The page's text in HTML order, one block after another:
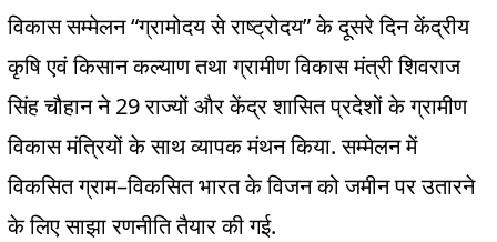
विकास सम्मेलन“ग्रामोदय से राष्ट्रोदय”के दूसरे दिन केंद्रीय
कृषि एवं किसान कल्याण तथा ग्रामीण विकास मंत्री शिवराज
सिंह चौहान ने 29राज्यों और केंद्र शासित प्रदेशों के ग्रामीण
विकास मंत्रियों के साथ व्यापक मंथन किया.सम्मेलन में
विकसित ग्राम–विकसित भारत के विजन को जमीन पर उतारने
के लिए साझा रणनीति तैयार की गई.